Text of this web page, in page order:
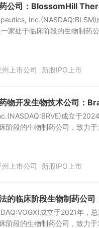
公司：BlossomHill
家处于临床阶段的生物制药
上市公司 新股IPO上市
物开发生物技术公司：
成立于
阶段的生物制药公司，致力
上市公司 新股IPO上市
的临床阶段生物制药公
成立于2021年，
阶段的生物制药公司，致力